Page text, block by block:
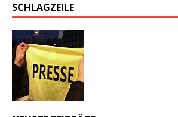
SCHLAGZEILE